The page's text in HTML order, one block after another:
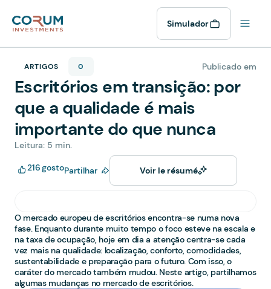
Simulador
ARTIGOS 0 Publicado em
Escritórios em transição: por
que a qualidade é mais
importante do que nunca
Leitura: 5 min.
216gostoPartilhar Voir le résumé
O mercado europeu de escritórios encontra-se numa nova
fase. Enquanto durante muito tempo o foco esteve na escala e
na taxa de ocupação, hoje em dia a atenção centra-se cada
vez mais na qualidade: localização, conforto, comodidades,
sustentabilidade e preparação para o futuro. Com isso, o
caráter do mercado também mudou. Neste artigo, partilhamos
algumas mudanças no mercado de escritórios.